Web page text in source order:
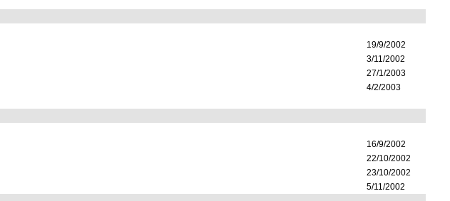
19/9/2002
3/11/2002
27/1/2003
4/2/2003
16/9/2002
22/10/2002
23/10/2002
5/11/2002